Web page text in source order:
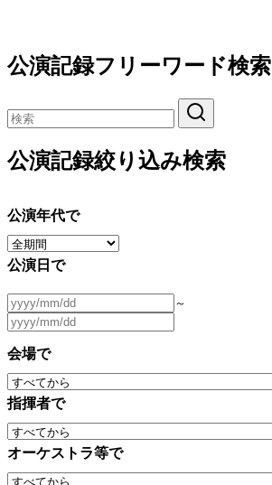
公演記録フリーワード検索
公演記録絞り込み検索
公演年代で
公演日で
～
会場で
指揮者で
オーケストラ等で